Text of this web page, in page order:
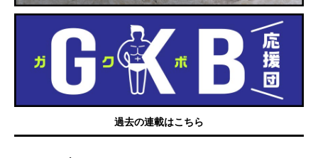
過去の連載はこちら